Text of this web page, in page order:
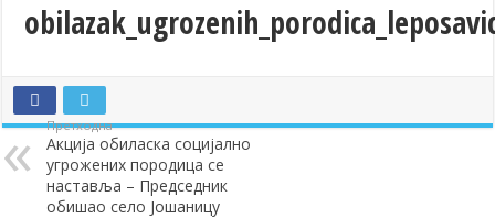
Лепосавић прославио Светог Василија
Полагањем венаца и свечаном академијом у Сочаници
Братске и пријатељске општине и грдови уручили поклон
ОБАВЕШТЕЊЕ – Бесплатан СкиПас 2024
Претходна
Акција обиласка социјално
угрожених породица се
наставља – Председник
обишао село Јошаницу